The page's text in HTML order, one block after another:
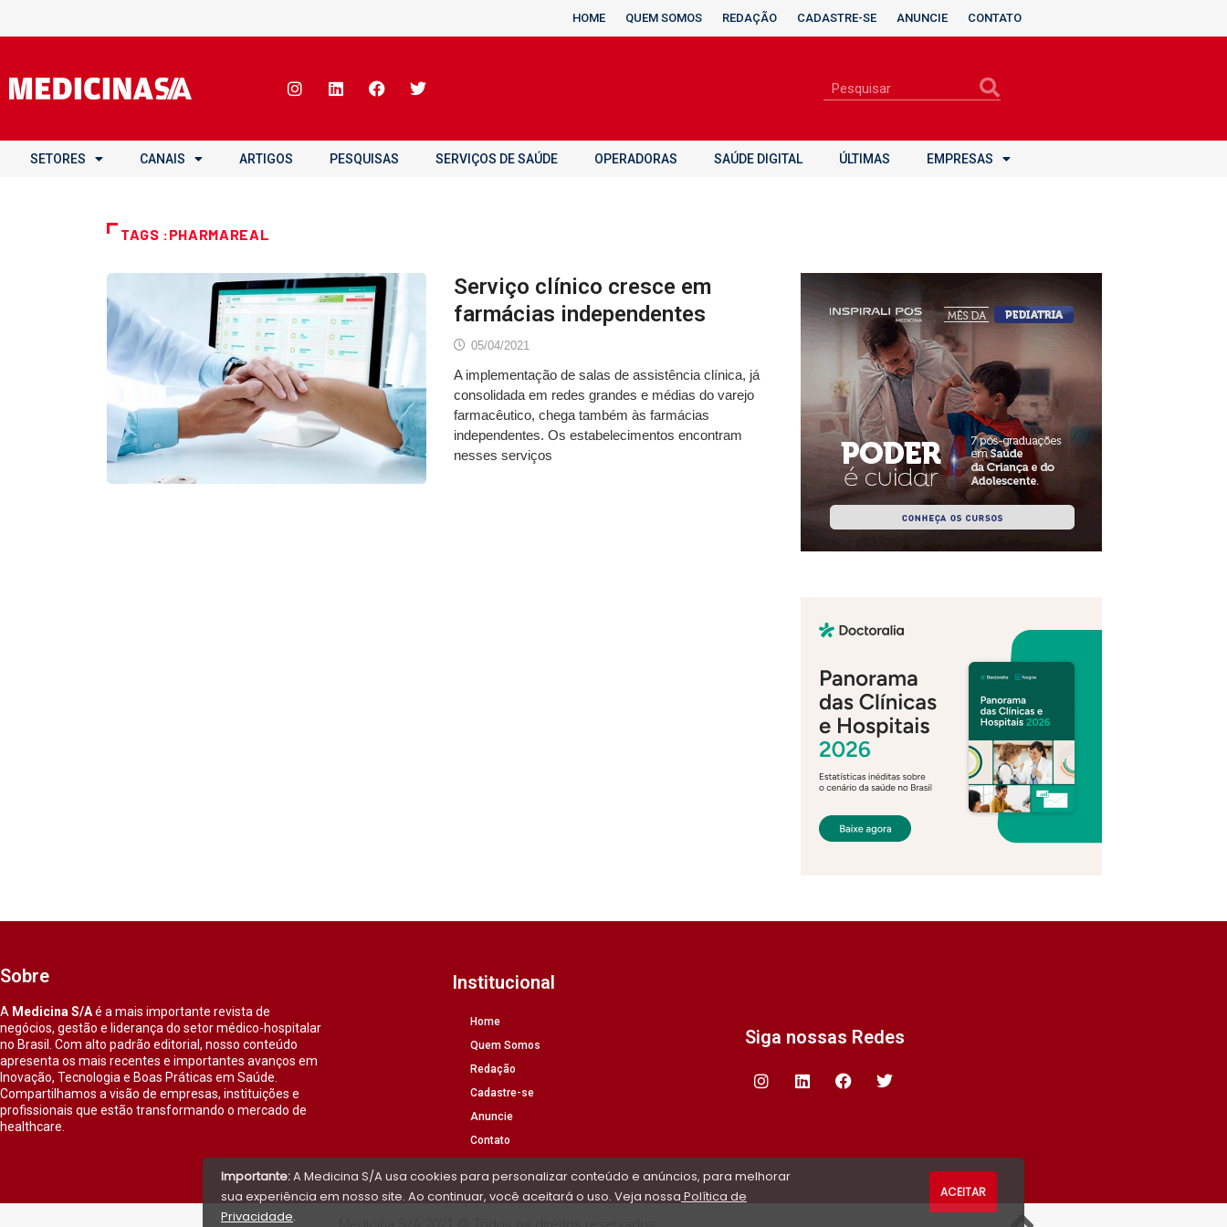
HOME QUEM SOMOS REDAÇÃO CADASTRE-SE ANUNCIE CONTATO
SETORES CANAIS ARTIGOS PESQUISAS SERVIÇOS DE SAÚDE OPERADORAS SAÚDE DIGITAL ÚLTIMAS EMPRESAS
TAGS :PHARMAREAL
Serviço clínico cresce em
farmácias independentes
05/04/2021
A implementação de salas de assistência clínica, já
consolidada em redes grandes e médias do varejo
farmacêutico, chega também às farmácias
independentes. Os estabelecimentos encontram
nesses serviços
Sobre
A Medicina S/Aé a mais importante revista de
negócios, gestão e liderança do setor médico-hospitalar
no Brasil. Com alto padrão editorial, nosso conteúdo
apresenta os mais recentes e importantes avanços em
Inovação, Tecnologia e Boas Práticas em Saúde.
Compartilhamos a visão de empresas, instituições e
profissionais que estão transformando o mercado de
healthcare.
Institucional
Home
Quem Somos
Redação
Cadastre-se
Anuncie
Contato
Siga nossas Redes
Importante:A Medicina S/A usa cookies para personalizar conteúdo e anúncios, para melhorar
sua experiência em nosso site. Ao continuar, você aceitará o uso. Veja nossa Política de
Privacidade.
ACEITAR